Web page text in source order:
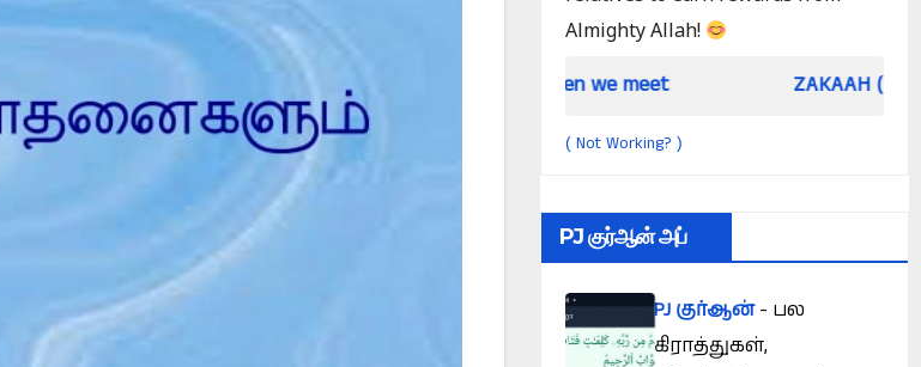
Almighty Allah!
Muhammad superior to Jesus? ZAKAAH (In the light of
( Not Working? )
PJ குர்ஆன் அப்
PJ குர்ஆன்- பல
கிராத்துகள்,